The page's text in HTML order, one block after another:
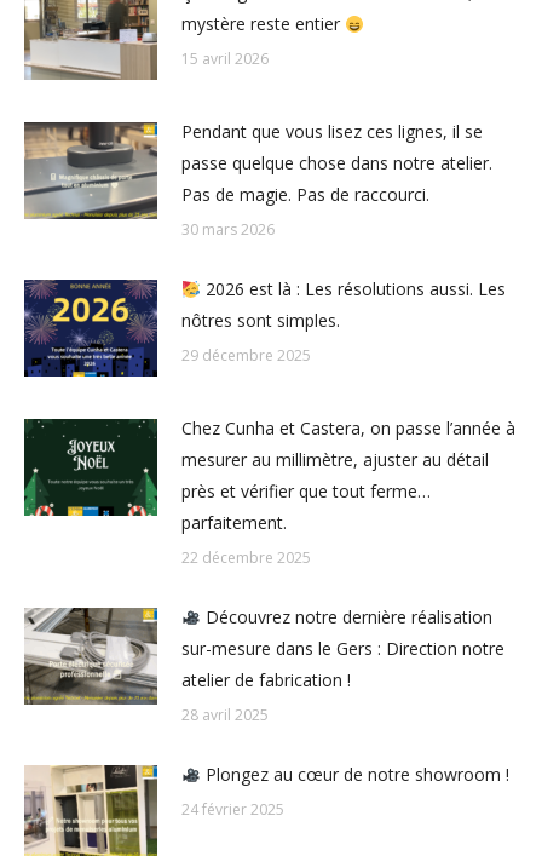
mystère reste entier
15 avril 2026
Pendant que vous lisez ces lignes, il se
passe quelque chose dans notre atelier.
Pas de magie. Pas de raccourci.
30 mars 2026
2026 est là : Les résolutions aussi. Les
nôtres sont simples.
29 décembre 2025
Chez Cunha et Castera, on passe l’année à
mesurer au millimètre, ajuster au détail
près et vérifier que tout ferme…
parfaitement.
22 décembre 2025
Découvrez notre dernière réalisation
sur-mesure dans le Gers : Direction notre
atelier de fabrication !
28 avril 2025
Plongez au cœur de notre showroom !
24 février 2025